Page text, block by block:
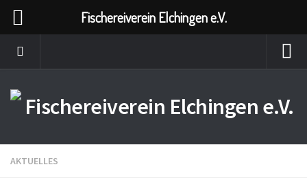
AKTUELLES
Fischereiverein Elchingen e.V.